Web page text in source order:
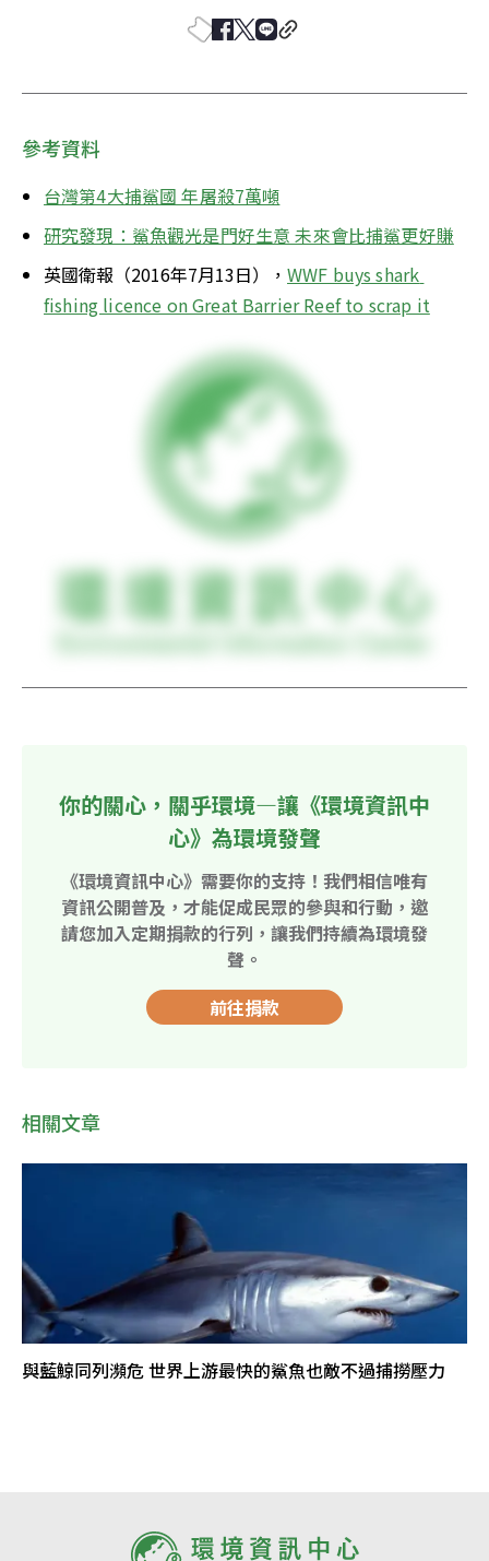
參考資料
台灣第4大捕鯊國 年屠殺7萬噸
研究發現：鯊魚觀光是門好生意 未來會比捕鯊更好賺
英國衛報（2016年7月13日）， WWF buys shark
fishing licence on Great Barrier Reef to scrap it
你的關心，關乎環境—讓《環境資訊中
心》為環境發聲
《環境資訊中心》需要你的支持！我們相信唯有
資訊公開普及，才能促成民眾的參與和行動，邀
請您加入定期捐款的行列，讓我們持續為環境發
聲。
前往捐款
相關文章
與藍鯨同列瀕危 世界上游最快的鯊魚也敵不過捕撈壓力